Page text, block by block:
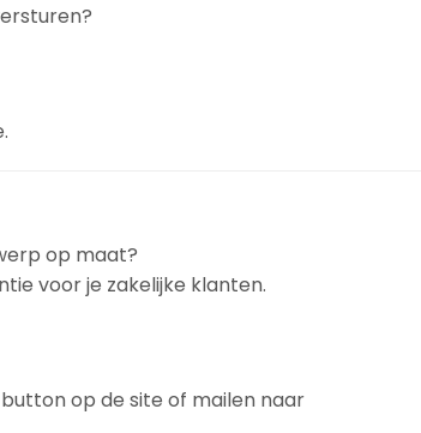
op maat?
voor je zakelijke klanten.
op de site of mailen naar